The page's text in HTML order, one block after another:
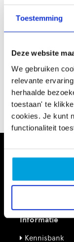
Toestemming
Deze website
We gebruiken
relevante
herhaalde
toestaan' te
cookies. Je kunt
functionaliteit
2. Gegevens
3. De
5. Controleren
6.
Informatie
Kennisbank